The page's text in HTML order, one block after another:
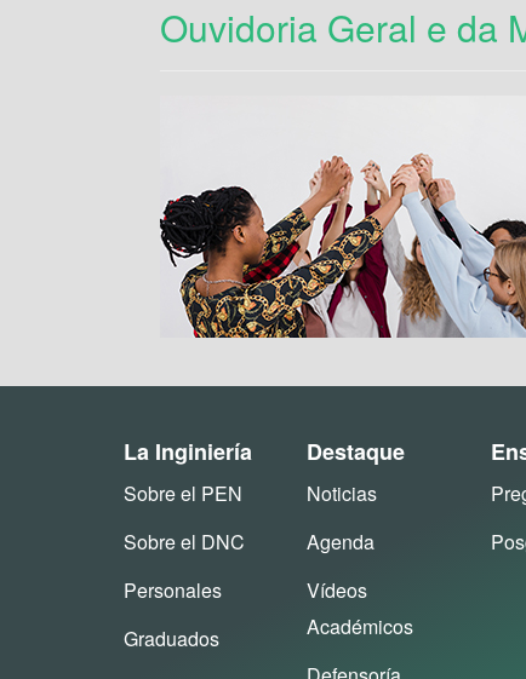
Ouvidoria Geral e da
La Inginiería
Sobre el PEN
Sobre el DNC
Personales
Graduados
Destaque
Noticias
Agenda
Vídeos
Académicos